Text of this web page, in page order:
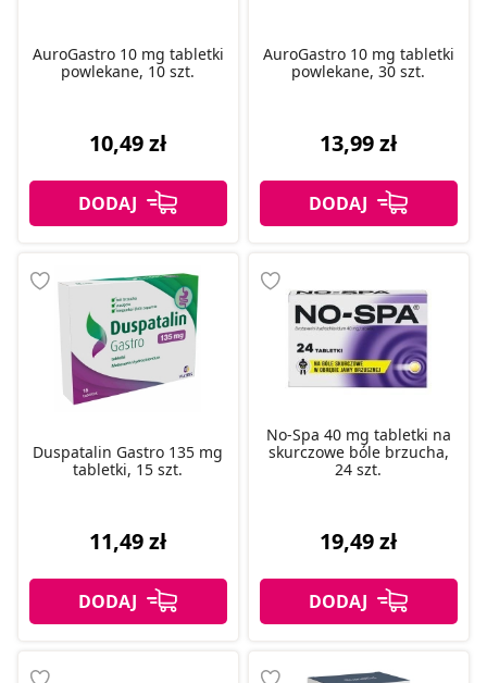
AuroGastro 10 mg tabletki
powlekane, 10 szt.
10,49 zł
AuroGastro 10 mg tabletki
powlekane, 30 szt.
13,99 zł
Duspatalin Gastro 135 mg
tabletki, 15 szt.
11,49 zł
No-Spa 40 mg tabletki na
skurczowe bóle brzucha,
24 szt.
19,49 zł